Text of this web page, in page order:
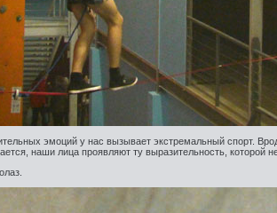
эмоций у нас вызывает экстремальный спорт.
наши лица проявляют ту выразительность, которой